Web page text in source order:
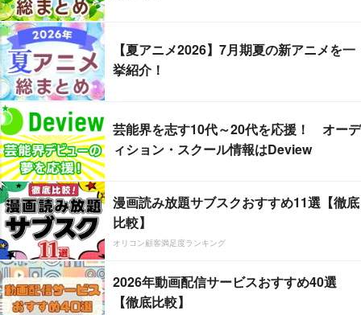
【夏アニメ2026】7月期夏の新アニメを一
挙紹介！
芸能界を志す10代～20代を応援！ オーデ
ィション・スクール情報はDeview
漫画読み放題サブスクおすすめ11選【徹底
比較】
オリコン顧客満足度ランキング
2026年動画配信サービスおすすめ40選
【徹底比較】